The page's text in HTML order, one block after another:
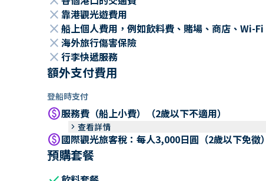
close 靠港觀光遊費用
close 船上個人費用，例如飲料費、賭場、商店、Wi-Fi
close 海外旅行傷害保險
close 行李快遞服務
額外支付費用
登船時支付
paid服務費（船上小費）（2歲以下不適用）
keyboard_arrow_right 查看詳情
paid國際觀光旅客稅：每人3,000日圓（2歲以下免
預購套餐